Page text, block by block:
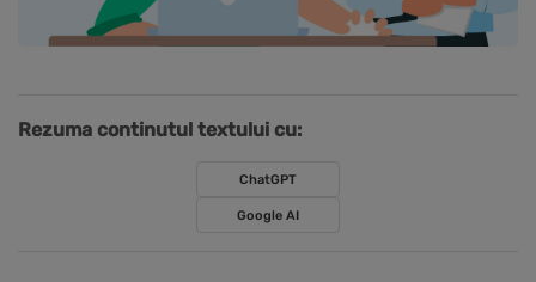
Rezuma continutul textului cu:
ChatGPT
Google AI